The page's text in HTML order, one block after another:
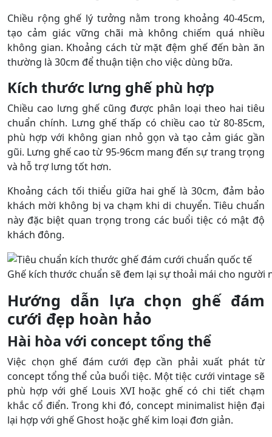
Chiều rộng ghế lý tưởng nằm trong khoảng 40-45cm,
tạo cảm giác vững chãi mà không chiếm quá nhiều
không gian. Khoảng cách từ mặt đệm ghế đến bàn ăn
thường là 30cm để thuận tiện cho việc dùng bữa.
Kích thước lưng ghế phù hợp
Chiều cao lưng ghế cũng được phân loại theo hai tiêu
chuẩn chính. Lưng ghế thấp có chiều cao từ 80-85cm,
phù hợp với không gian nhỏ gọn và tạo cảm giác gần
gũi. Lưng ghế cao từ 95-96cm mang đến sự trang trọng
và hỗ trợ lưng tốt hơn.
Khoảng cách tối thiểu giữa hai ghế là 30cm, đảm bảo
khách mời không bị va chạm khi di chuyển. Tiêu chuẩn
này đặc biệt quan trọng trong các buổi tiệc có mật độ
khách đông.
Ghế kích thước chuẩn sẽ đem lại sự thoải mái cho người
Hướng dẫn lựa chọn ghế đám
cưới đẹp hoàn hảo
Hài hòa với concept tổng thể
Việc chọn ghế đám cưới đẹp cần phải xuất phát từ
concept tổng thể của buổi tiệc. Một tiệc cưới vintage sẽ
phù hợp với ghế Louis XVI hoặc ghế có chi tiết chạm
khắc cổ điển. Trong khi đó, concept minimalist hiện đại
lại hợp với ghế Ghost hoặc ghế kim loại đơn giản.